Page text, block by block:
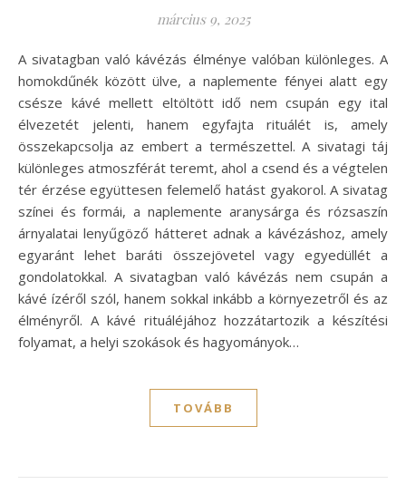
március 9, 2025
A sivatagban való kávézás élménye valóban különleges. A
homokdűnék között ülve, a naplemente fényei alatt egy
csésze kávé mellett eltöltött idő nem csupán egy ital
élvezetét jelenti, hanem egyfajta rituálét is, amely
összekapcsolja az embert a természettel. A sivatagi táj
különleges atmoszférát teremt, ahol a csend és a végtelen
tér érzése együttesen felemelő hatást gyakorol. A sivatag
színei és formái, a naplemente aranysárga és rózsaszín
árnyalatai lenyűgöző hátteret adnak a kávézáshoz, amely
egyaránt lehet baráti összejövetel vagy egyedüllét a
gondolatokkal. A sivatagban való kávézás nem csupán a
kávé ízéről szól, hanem sokkal inkább a környezetről és az
élményről. A kávé rituáléjához hozzátartozik a készítési
folyamat, a helyi szokások és hagyományok…
TOVÁBB